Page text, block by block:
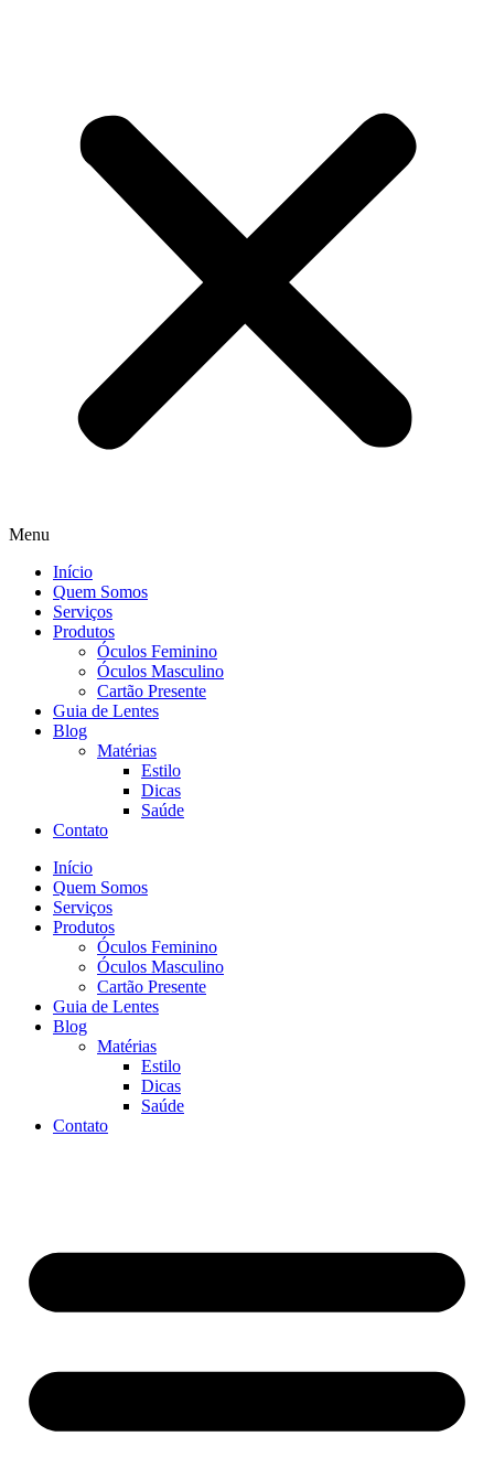
Menu
Início
Quem Somos
Serviços
Produtos
Óculos Feminino
Óculos Masculino
Cartão Presente
Guia de Lentes
Blog
Matérias
Estilo
Dicas
Saúde
Contato
Início
Quem Somos
Serviços
Produtos
Óculos Feminino
Óculos Masculino
Cartão Presente
Guia de Lentes
Blog
Matérias
Estilo
Dicas
Saúde
Contato